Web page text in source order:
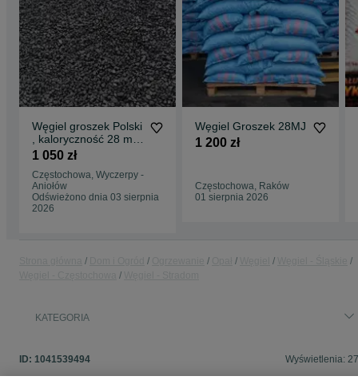
Węgiel groszek Polski
, kaloryczność 28 mj ,
uziarnienie 5mm-
25mm , luz
1 050 zł
Częstochowa, Wyczerpy -
Aniołów
Odświeżono dnia 03 sierpnia
2026
Węgiel Groszek 28MJ
1 200 zł
Częstochowa, Raków
01 sierpnia 2026
KATEGORIA
ID: 1041539494 Wyświetlenia: